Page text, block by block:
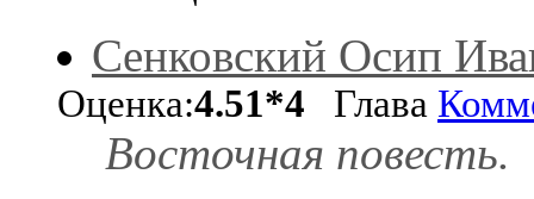
Сенковский Осип
Оценка:4.51*4 Глава
Восточная повесть.